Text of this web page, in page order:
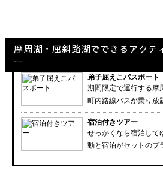
摩周湖・屈斜路湖でできるアクテ
ー
弟子屈えこパスポート
期間限定で運行する摩
町内路線バスが乗り放
宿泊付きツアー
せっかくなら宿泊して
動と宿泊がセットのプ